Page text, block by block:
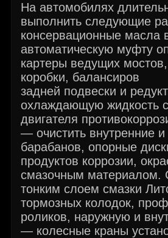
На автомобилях
выполнить следующие
консервационные масла
автоматическую муфту
картеры ведущих
коробки, балансиров
задней подвески и
охлаждающую жидкость
двигателя
— очистить внутренние
барабанов, опорные
продуктов коррозии,
смазочным материалом.
тонким слоем смазки
тормозных колодок,
роликов, наружную и
— колесные краны